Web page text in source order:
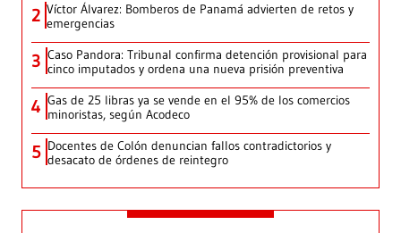
2 Víctor Álvarez: Bomberos de Panamá advierten de retos y
emergencias
3 Caso Pandora: Tribunal confirma detención provisional para
cinco imputados y ordena una nueva prisión preventiva
4 Gas de 25 libras ya se vende en el 95% de los comercios
minoristas, según Acodeco
5 Docentes de Colón denuncian fallos contradictorios y
desacato de órdenes de reintegro